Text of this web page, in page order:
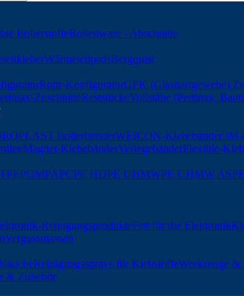
IsolierstoffeRollenware - Abschnitte
WärmeleitpadsBergquist
Rohr-KonfiguratorGFK (Glashartgewebe)
ZuschnitteReststückeVollstäbe (Pertinax,
IsolierbänderWEICON-Klebebänder3M-
Magnet-KlebebänderVerlegebänderFlexible-
POMPAPCPE HDPE UHMWPE UHMW AS
ReinigungsprodukteFett für die Elektronik
Vergussmassen
Reinigungssprays für KlebstoffeWerkzeuge &
& Zubehör